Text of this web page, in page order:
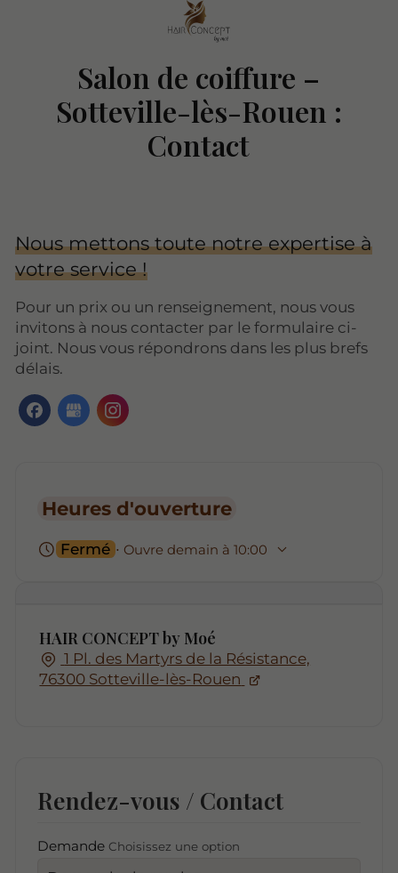
Salon de coiffure –
Sotteville-lès-Rouen :
Contact
Nous mettons toute notre expertise à
votre service !
Pour un prix ou un renseignement, nous vous
invitons à nous contacter par le formulaire ci-
joint. Nous vous répondrons dans les plus brefs
délais.
Heures d'ouverture
Fermé ⋅ Ouvre demain à 10:00
HAIR CONCEPT by Moé
1 Pl. des Martyrs de la Résistance,
76300 Sotteville-lès-Rouen
Rendez-vous / Contact
Demande Choisissez une option